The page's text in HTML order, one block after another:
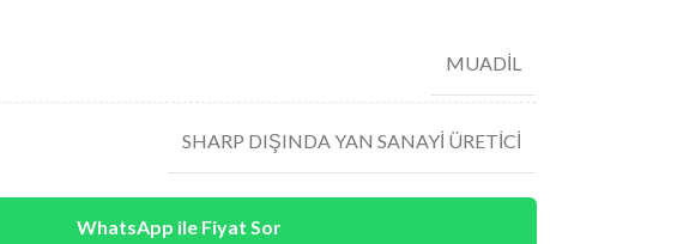
MUADİL
SHARP DIŞINDA YAN SANAYİ ÜRETİCİ
WhatsApp ile Fiyat Sor